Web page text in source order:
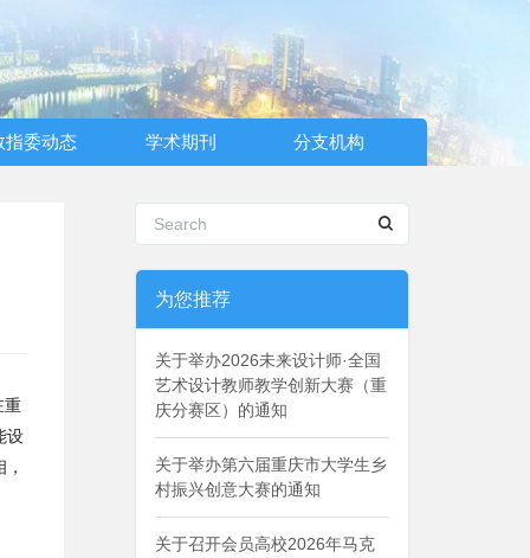
指委动态 学术期刊 分支机构
重
设
为您推荐
关于举办2026未来设计师·全国
艺术设计教师教学创新大赛（重
庆分赛区）的通知
关于举办第六届重庆市大学生乡
村振兴创意大赛的通知
关于召开会员高校2026年马克